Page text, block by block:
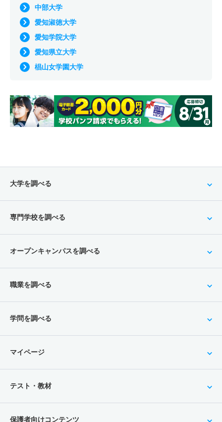
中部大学
愛知淑徳大学
愛知学院大学
愛知県立大学
椙山女学園大学
大学を調べる
専門学校を調べる
オープンキャンパスを調べる
職業を調べる
学問を調べる
マイページ
テスト・教材
保護者向けコンテンツ